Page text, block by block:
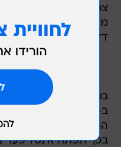
צפויה להמשיך
דל עולה ב-0.5%.
במגזר השבבים נבלם
בכך תפתח אינטל פער